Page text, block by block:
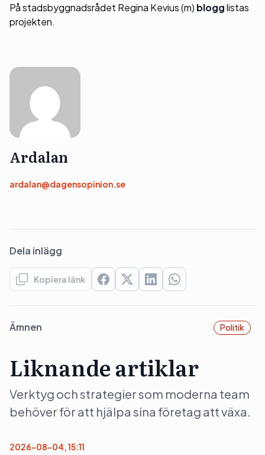
På stadsbyggnadsrådet Regina Kevius (m) blogglistas
projekten.
Ardalan
ardalan@dagensopinion.se
Dela inlägg
Kopiera länk
Ämnen Politik
Liknande artiklar
Verktyg och strategier som moderna team
behöver för att hjälpa sina företag att växa.
2026-08-04, 15:11